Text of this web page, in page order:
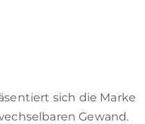
sich die Marke
Gewand.